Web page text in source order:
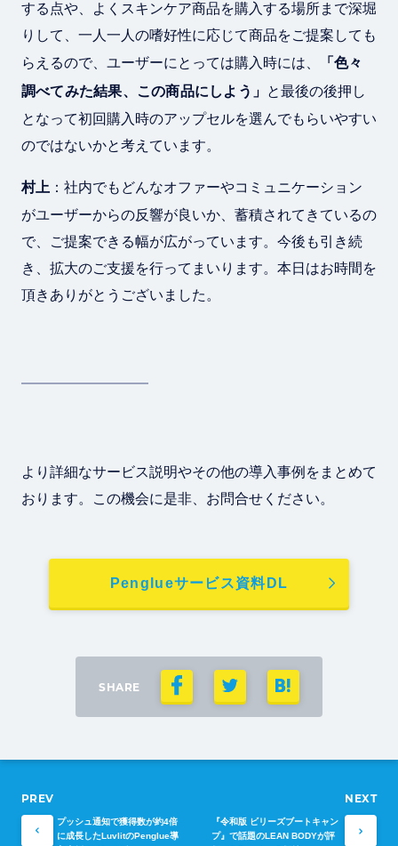
する点や、よくスキンケア商品を購入する場所まで深堀
りして、一人一人の嗜好性に応じて商品をご提案しても
らえるので、ユーザーにとっては購入時には、
「色々
調べてみた結果、この商品にしよう」 と最後の後押し
となって初回購入時のアップセルを選んでもらいやすい
のではないかと考えています。
村上 ：社内でもどんなオファーやコミュニケーション
がユーザーからの反響が良いか、蓄積されてきているの
で、ご提案できる幅が広がっています。今後も引き続
き、拡大のご支援を行ってまいります。本日はお時間を
頂きありがとうございました。
より詳細なサービス説明やその他の導入事例をまとめて
おります。この機会に是非、お問合せください。
Penglueサービス資料DL
SHARE
プッシュ通知で獲得数が約4倍
に成長したLuvlitのPenglue導
『令和版 ビリーズブートキャン
プ』で話題のLEAN BODYが評